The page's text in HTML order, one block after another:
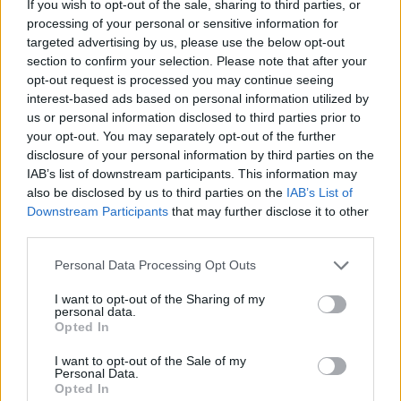
If you wish to opt-out of the sale, sharing to third parties, or
processing of your personal or sensitive information for
targeted advertising by us, please use the below opt-out
section to confirm your selection. Please note that after your
opt-out request is processed you may continue seeing
interest-based ads based on personal information utilized by
us or personal information disclosed to third parties prior to
your opt-out. You may separately opt-out of the further
disclosure of your personal information by third parties on the
IAB’s list of downstream participants. This information may
also be disclosed by us to third parties on the IAB’s List of
Downstream Participants that may further disclose it to other
Personal Data Processing Opt Outs
I want to opt-out of the Sharing of my
personal data.
Opted In
I want to opt-out of the Sale of my
Personal Data.
Opted In
Π. Μαρινάκης: «Το δημογραφικό δεν μπορεί να
περιμένει»
09/08/2026 - 14:34 ΠΟΛΙΤΙΚΗ
Ε. Τουρνάς: Πάνω από 400 πυρκαγιές σε δέκα
ημέρες - Σε επιφυλακή ο κρατικός μηχανισμός
09/08/2026 - 14:17 ΠΟΛΙΤΙΚΗ
Εξαγωγές: Η Ελλάδα κερδίζει τους Ευρωπαίους
ανταγωνιστές – Άνοδος μεριδίων σε 9 από 11
κλάδους (Εθνική Τράπεζα)
09/08/2026 - 13:51 ΟΙΚΟΝΟΜΙΑ
Προς εκτύπωση το πολλαπλό βιβλίο - «Σύγχρονο
εκπαιδευτικό υλικό, τόσο σε έντυπη όσο και σε
ηλεκτρονική μορφή»
09/08/2026 - 13:24
Γερμανία: Το Βερολίνο θα επεκτείνει την έρευνα για
την ασφάλεια από τα drones μετά το περιστατικό σε